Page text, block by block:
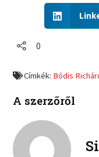
r
b
o
h
n
i
k
0
Címkék: Bódis
A szerzőről